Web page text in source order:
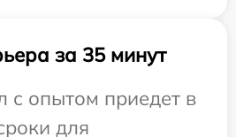
за 35 минут
с опытом приедет в
для